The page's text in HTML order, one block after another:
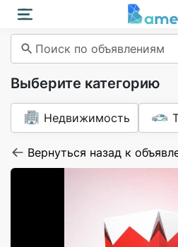
Поиск по объявлениям
Выберите категорию
Недвижимость
Вернуться назад к